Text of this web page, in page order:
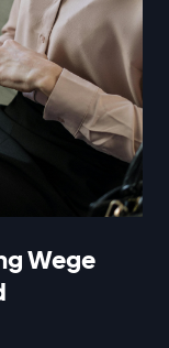
Wege